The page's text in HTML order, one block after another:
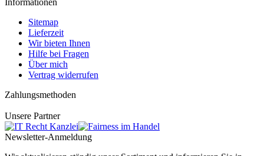
Informationen
Sitemap
Lieferzeit
Wir bieten Ihnen
Hilfe bei Fragen
Über mich
Vertrag widerrufen
Zahlungsmethoden
Unsere Partner
Newsletter-Anmeldung